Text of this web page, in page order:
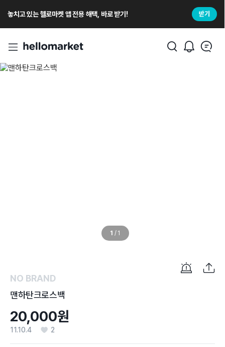
놓치고 있는 헬로마켓 앱 전용 해택, 바로 받기! 받기
1 / 1
NO BRAND
맨하탄크로스백
20,000원
11.10.4 2